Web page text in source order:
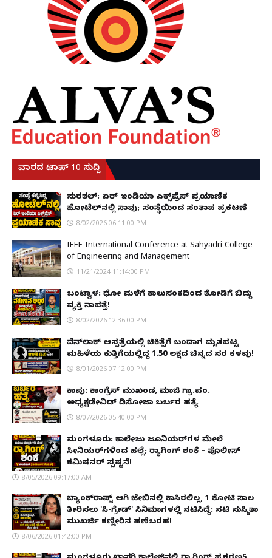
ವಾರದ ಟಾಪ್ 10 ಸುದ್ದಿ
ಸುರತ್ಕಲ್: ಏರ್ ಇಂಡಿಯಾ ಎಕ್ಸ್‌ಪ್ರೆಸ್ ಪ್ರಯಾಣಿಕ
ಹೋಟೆಲ್‌ನಲ್ಲಿ ಸಾವು; ಸಂಸ್ಥೆಯಿಂದ ಸಂತಾಪ ಪ್ರಕಟಣೆ
8/02/2026 06:11:00 PM
IEEE International Conference at Sahyadri College
of Engineering and Management
11/21/2024 11:14:00 PM
ಬಂಟ್ವಾಳ: ಧೋ ಮಳೆಗೆ ಕಾಲುಸಂಕದಿಂದ ತೋಡಿಗೆ ಬಿದ್ದು
ವ್ಯಕ್ತಿ ನಾಪತ್ತೆ!
8/02/2026 12:36:00 PM
ವೆನ್‌ಲಾಕ್ ಆಸ್ಪತ್ರೆಯಲ್ಲಿ ಚಿಕಿತ್ಸೆಗೆ ಬಂದಾಗ ಮೃತಪಟ್ಟ
ಮಹಿಳೆಯ ಕುತ್ತಿಗೆಯಲ್ಲಿದ್ದ ₹1.50 ಲಕ್ಷದ ಚಿನ್ನದ ಸರ ಕಳವು!
8/01/2026 07:12:00 PM
ಕಾಪು: ಕಾಂಗ್ರೆಸ್ ಮುಖಂಡ, ಮಾಜಿ ಗ್ರಾ.ಪಂ.
ಅಧ್ಯಕ್ಷಡೇವಿಡ್ ಡಿಸೋಜಾ ಬರ್ಬರ ಹತ್ಯೆ
8/07/2026 05:40:00 PM
ಮಂಗಳೂರು: ಕಾಲೇಜು ಜೂನಿಯರ್‌ಗಳ ಮೇಲೆ
ಸೀನಿಯರ್‌ಗಳಿಂದ ಹಲ್ಲೆ; ರ‌್ಯಾಗಿಂಗ್ ಶಂಕೆ – ಪೊಲೀಸ್
ಕಮಿಷನರ್ ಸ್ಪಷ್ಟನೆ!
8/05/2026 09:17:00 AM
ಬ್ಯಾಂಕ್‌ರಾಪ್ಟ್‌ ಆಗಿ ಜೇಬಿನಲ್ಲಿ ಕಾಸಿರಲಿಲ್ಲ, ₹1 ಕೋಟಿ ಸಾಲ
ತೀರಿಸಲು 'ಸಿ-ಗ್ರೇಡ್' ಸಿನಿಮಾಗಳಲ್ಲಿ ನಟಿಸಿದ್ದೆ: ನಟಿ ಸುಸ್ಮಿತಾ
ಮುಖರ್ಜಿ ಕಣ್ಣೀರಿನ ಹಣೆಬರಹ!
8/06/2026 01:42:00 PM